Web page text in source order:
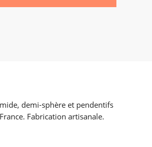
demi-sphère et pendentifs
Fabrication artisanale.